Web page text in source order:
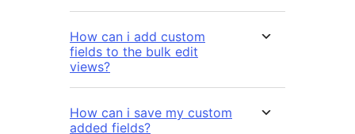
How can i add custom
fields to the bulk edit
views?
How can i save my custom
added fields?